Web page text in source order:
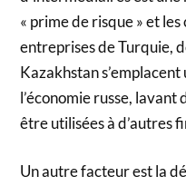
« prime de risque » et
entreprises de Turquie,
Kazakhstan
l’économie russe,
être utilisées à d’autres
Un autre facteur est la